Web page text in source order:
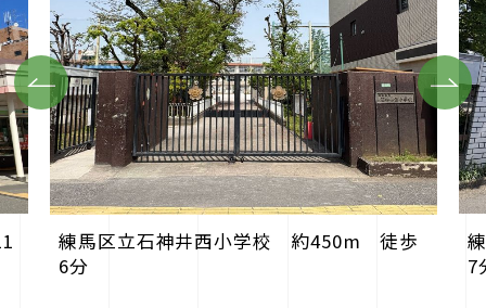
Previous
練馬区立石神井西小学校 約450m 徒歩
6分
7
Next